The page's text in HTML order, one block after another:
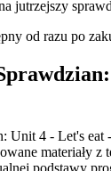
jutrzejszy
od razu po
Unit 4 - Let's
materiały z
podstawy